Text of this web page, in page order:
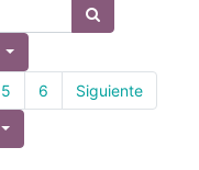
5 6 Siguiente